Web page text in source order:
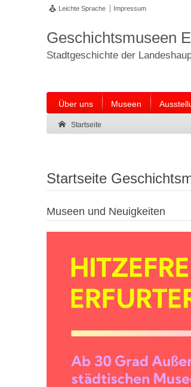
Leichte Sprache Impressum
Geschichtsmuseen
Stadtgeschichte der
Über uns Museen
Startseite
Suche:
Suche Ende.
Startseite
Museen und Neuigkeiten